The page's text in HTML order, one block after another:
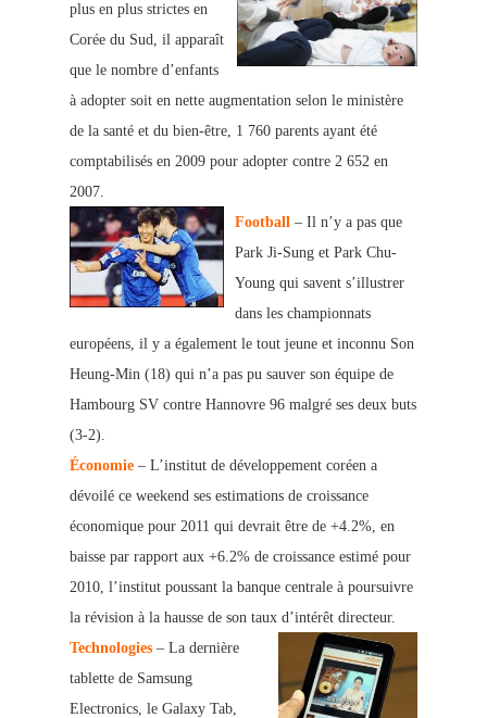
plus en plus strictes en
Corée du Sud, il apparaît
que le nombre d’enfants
à adopter soit en nette augmentation selon le ministère
de la santé et du bien-être, 1 760 parents ayant été
comptabilisés en 2009 pour adopter contre 2 652 en
2007.
Football – Il n’y a pas que
Park Ji-Sung et Park Chu-
Young qui savent s’illustrer
dans les championnats
européens, il y a également le tout jeune et inconnu Son
Heung-Min (18) qui n’a pas pu sauver son équipe de
Hambourg SV contre Hannovre 96 malgré ses deux buts
(3-2).
Économie – L’institut de développement coréen a
dévoilé ce weekend ses estimations de croissance
économique pour 2011 qui devrait être de +4.2%, en
baisse par rapport aux +6.2% de croissance estimé pour
2010, l’institut poussant la banque centrale à poursuivre
la révision à la hausse de son taux d’intérêt directeur.
Technologies – La dernière
tablette de Samsung
Electronics, le Galaxy Tab,